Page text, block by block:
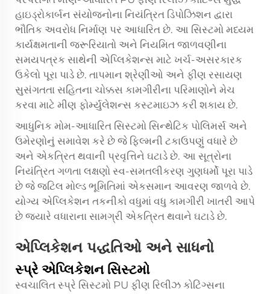
હાઇડ્રોકાર્બન સંયોજનોના નિયંત્રિત ડિપોઝિશન દ્વારા
ભૌતિક અવરોધ નિર્માણ પર આધારિત છે. આ સિસ્ટમો મધ્યમ
કાર્યક્ષમતાની જરૂરિયાતો અને નિયમિત જાળવણીના
સમયપત્રક સાથેની એપ્લિકેશન્સ માટે ખર્ચ-અસરકારક
ઉકેલો પૂરા પાડે છે. તાપમાન શ્રેણીઓ અને ફીણ રસાયણ
સુસંગતતા સહિતના ચોક્કસ કામગીરીના પરિમાણોને મેચ
કરવા માટે મીણ ફોર્મ્યુલેશન્સ કસ્ટમાઇઝ કરી શકાય છે.
આધુનિક મોમ-આધારિત સિસ્ટમો સિન્થેટિક પોલિમર્સ અને
ઉમેરણોનું સમાવેશ કરે છે જે ફિલ્મની ટકાઉપણું વધારે છે
અને એકત્રિત થવાની પ્રવૃત્તિને ઘટાડે છે. આ સૂત્રોના
નિયંત્રિત ગળતા લક્ષણો સ્વ-સમતલીકરણ ગુણધર્મો પૂરા પાડે
છે જે જટિલ મોલ્ડ ભૂમિતિમાં એકસમાન આવરણ જાળવે છે.
યોગ્ય એપ્લિકેશન તકનીકો વધુમાં વધુ કામગીરી ખાતરી આપે
છે જ્યારે વધારાના સામગ્રી એકત્રિત થવાને ઘટાડે છે.
એપ્લિકેશન પદ્ધતિઓ અને સાધનો
સ્પ્રે એપ્લિકેશન સિસ્ટમો
સ્વચાલિત સ્પ્રે સિસ્ટમો PU ફીણ રિલીઝ કોટિંગ્સના